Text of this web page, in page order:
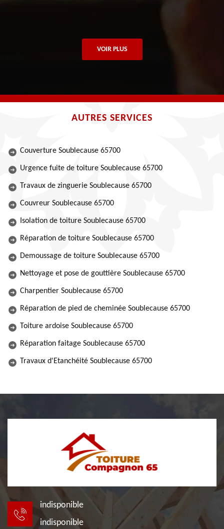
VOIR PLUS
AUTRES SERVICES
Couverture Soublecause 65700
Urgence fuite de toiture Soublecause 65700
Travaux de zinguerie Soublecause 65700
Couvreur Soublecause 65700
Isolation de toiture Soublecause 65700
Réparation de toiture Soublecause 65700
Demoussage de toiture Soublecause 65700
Nettoyage et pose de gouttière Soublecause 65700
Charpentier Soublecause 65700
Réparation de pied de cheminée Soublecause 65700
Toiture ardoise Soublecause 65700
Réparation faitage Soublecause 65700
Travaux d'Etanchéité Soublecause 65700
indisponible
indisponible